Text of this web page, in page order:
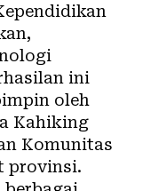
ini
oleh
Kahiking
Komunitas
provinsi.